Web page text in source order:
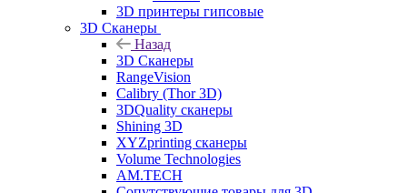
3D принтеры гипсовые
3D Сканеры
Назад
3D Сканеры
RangeVision
Calibry (Thor 3D)
3DQuality сканеры
Shining 3D
XYZprinting сканеры
Volume Technologies
AM.TECH